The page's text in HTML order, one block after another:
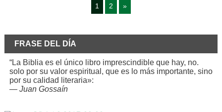
1 2 »
FRASE DEL DÍA
“La Biblia es el único libro imprescindible que hay, no.
solo por su valor espiritual, que es lo más importante, sino
por su calidad literaria»:
— Juan Gossaín